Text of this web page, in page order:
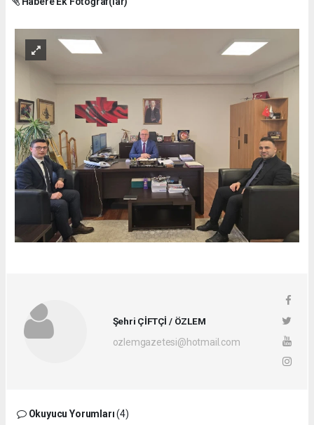
Şehri ÇİFTÇİ / ÖZLEM
ozlemgazetesi@hotmail.com
Okuyucu Yorumları(4)